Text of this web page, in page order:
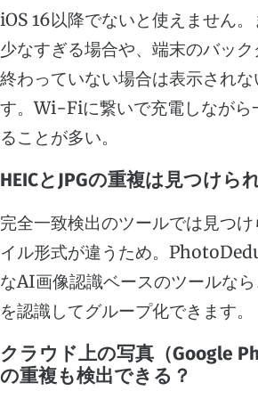
iOS 16以降でないと使えません
少なすぎる場合や、端末のバッ
終わっていない場合は表示されな
す。Wi-Fiに繋いで充電しながら
ることが多い。
HEICとJPGの重複は見つけら
完全一致検出のツールでは見つ
イル形式が違うため。
なAI画像認識ベースのツールな
を認識してグループ化できます。
クラウド上の写真（Google
の重複も検出できる？